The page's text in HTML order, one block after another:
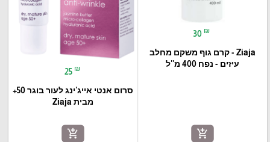
30 ₪
Ziaja - קרם גוף משקם מחלב
עיזים - נפח 400 מ''ל
add_shopping_cart
25 ₪
סרום אנטי אייג'ינג לעור בוגר 50+
מבית Ziaja
add_shopping_cart